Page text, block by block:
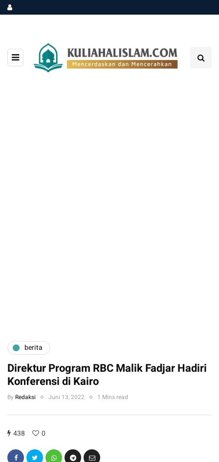
berita
Direktur Program RBC Malik Fadjar Hadiri
Konferensi di Kairo
By Redaksi Juni 13, 2022 1 Mins read
438 0